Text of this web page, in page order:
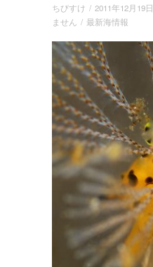
ちびすけ / 2011年12月19日
ません / 最新海情報